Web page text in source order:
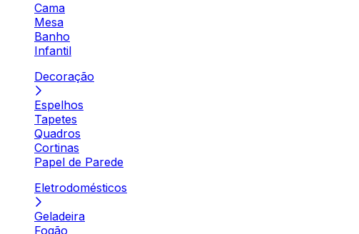
Cama
Mesa
Banho
Infantil
Decoração
Espelhos
Tapetes
Quadros
Cortinas
Papel de Parede
Eletrodomésticos
Geladeira
Fogão